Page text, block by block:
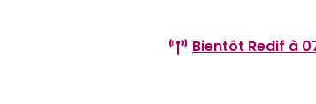
Bientôt Redif à